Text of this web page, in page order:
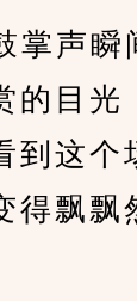
瞬间
的目光
到这个
得飘飘